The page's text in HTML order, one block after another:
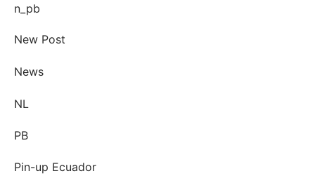
n_pb
New Post
News
NL
PB
Pin-up Ecuador